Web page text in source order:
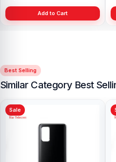
Add to Cart
Best Selling
Similar Category Best
Sale